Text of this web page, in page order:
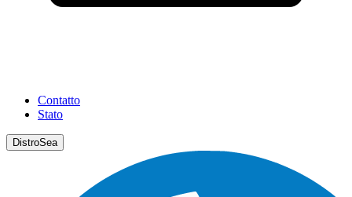
Contatto
Stato
DistroSea